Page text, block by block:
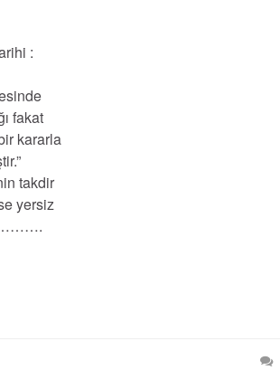
:
fakat
kararla
takdir
yersiz